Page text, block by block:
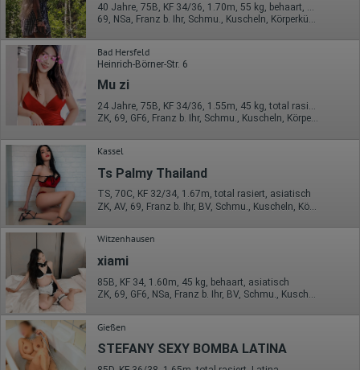
40 Jahre, 75B, KF 34/36, 1.70m, 55 kg, behaart, deutsch
69, NSa, Franz b. Ihr, Schmu., Kuscheln, Körperküs., AV b. Ihm, DSa
Bad Hersfeld
Heinrich-Börner-Str. 6
Mu zi
24 Jahre, 75B, KF 34/36, 1.55m, 45 kg, total rasiert, asiatisch
ZK, 69, GF6, Franz b. Ihr, Schmu., Kuscheln, Körperküs.
Kassel
Ts Palmy Thailand
TS, 70C, KF 32/34, 1.67m, total rasiert, asiatisch
Witzenhausen
xiami
85B, KF 34, 1.60m, 45 kg, behaart, asiatisch
ZK, 69, GF6, NSa, Franz b. Ihr, BV, Schmu., Kuscheln
Gießen
STEFANY SEXY BOMBA LATINA